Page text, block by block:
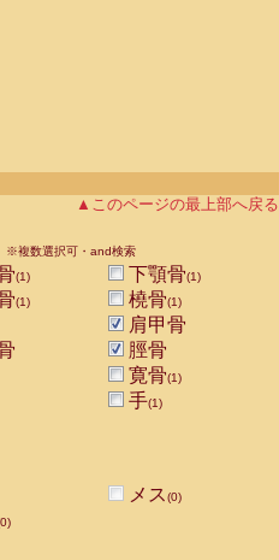
▲このページの最上部へ戻る
※複数選択可・and検索
(1) 下顎骨(1)
(1) 橈骨(1)
肩甲骨
脛骨
寛骨(1)
手(1)
メス(0)